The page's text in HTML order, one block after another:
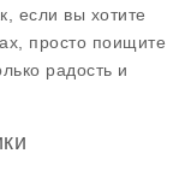
если вы хотите
просто поищите
радость и